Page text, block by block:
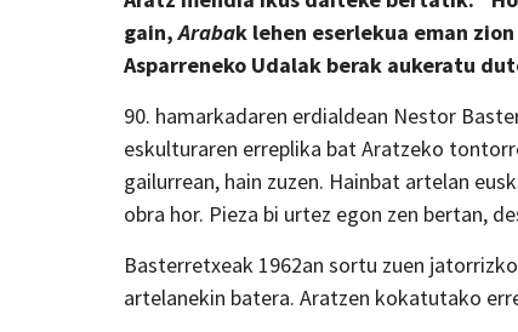
gain,Arabak lehen eserlekua eman
Asparreneko Udalak berak aukeratu
90. hamarkadaren erdialdean Nestor
eskulturaren erreplika bat Aratzeko
gailurrean, hain zuzen. Hainbat artelan
obra hor. Pieza bi urtez egon zen bertan,
Basterretxeak 1962an sortu zuen
artelanekin batera. Aratzen kokatutako